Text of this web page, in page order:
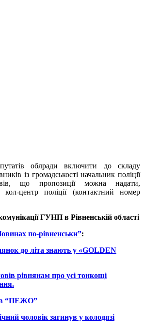
облради включити до складу
із громадськості начальник поліції
що пропозиції можна надати,
кол-центрполіції (контактний номер
ГУНП в Рівненській області
по-рівненськи”:
до літа знають у «GOLDEN
рівнянам про усі тонкощі
“ПЕЖО”
чоловік загинув у колодязі